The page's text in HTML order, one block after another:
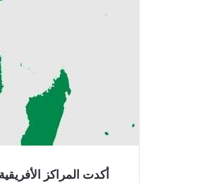
أكدت المراكز